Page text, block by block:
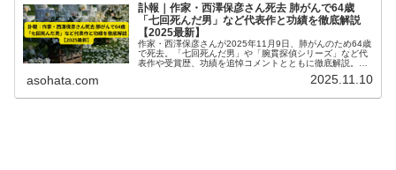
訃報｜作家・西澤保彦さん死去 肺がんで64歳
「七回死んだ男」など代表作と功績を徹底解説
【2025最新】
作家・西澤保彦さんが2025年11月9日、肺がんのため64歳
で死去。「七回死んだ男」や「腕貫探偵シリーズ」など代
表作や受賞歴、功績を追悼コメントとともに徹底解説。作
asohata.com 2025.11.10